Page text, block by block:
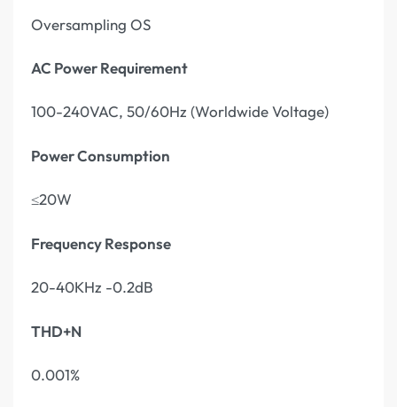
Oversampling OS
AC Power Requirement
100-240VAC, 50/60Hz (Worldwide Voltage)
Power Consumption
≤20W
Frequency Response
20-40KHz -0.2dB
THD+N
0.001%